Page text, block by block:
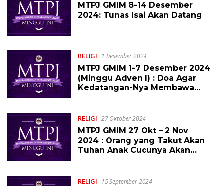
MTPJ GMIM 8-14 Desember
2024: Tunas Isai Akan Datang
RELIGI 1 Desember 2024
MTPJ GMIM 1-7 Desember 2024
(Minggu Adven I) : Doa Agar
Kedatangan-Nya Membawa
RELIGI 27 Oktober 2024
MTPJ GMIM 27 Okt – 2 Nov
2024 : Orang yang Takut Akan
Tuhan Anak Cucunya Akan
RELIGI 15 September 2024